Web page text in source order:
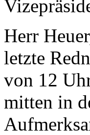
Herr
letzte
von 12
mitten in